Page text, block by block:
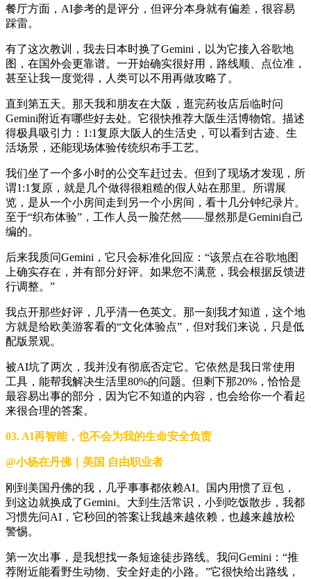
餐厅方面，AI参考的是评分，但评分本身就有偏差，很容易
踩雷。
有了这次教训，我去日本时换了Gemini，以为它接入谷歌地
图，在国外会更靠谱。一开始确实很好用，路线顺、点位准，
甚至让我一度觉得，人类可以不用再做攻略了。
直到第五天。那天我和朋友在大阪，逛完药妆店后临时问
Gemini附近有哪些好去处。它很快推荐大阪生活博物馆。描述
得极具吸引力：1:1复原大阪人的生活史，可以看到古迹、生
活场景，还能现场体验传统织布手工艺。
我们坐了一个多小时的公交车赶过去。但到了现场才发现，所
谓1:1复原，就是几个做得很粗糙的假人站在那里。所谓展
览，是从一个小房间走到另一个小房间，看十几分钟纪录片。
至于“织布体验”，工作人员一脸茫然——显然那是Gemini自己
编的。
后来我质问Gemini，它只会标准化回应：“该景点在谷歌地图
上确实存在，并有部分好评。如果您不满意，我会根据反馈进
行调整。”
我点开那些好评，几乎清一色英文。那一刻我才知道，这个地
方就是给欧美游客看的“文化体验点”，但对我们来说，只是低
配版景观。
被AI坑了两次，我并没有彻底否定它。它依然是我日常使用
工具，能帮我解决生活里80%的问题。但剩下那20%，恰恰是
最容易出事的部分，因为它不知道的内容，也会给你一个看起
来很合理的答案。
03. AI再智能，也不会为我的生命安全负责
@小杨在丹佛｜美国 自由职业者
刚到美国丹佛的我，几乎事事都依赖AI。国内用惯了豆包，
到这边就换成了Gemini。大到生活常识，小到吃饭散步，我都
习惯先问AI，它秒回的答案让我越来越依赖，也越来越放松
警惕。
第一次出事，是我想找一条短途徒步路线。我问Gemini：“推
荐附近能看野生动物、安全好走的小路。”它很快给出路线，